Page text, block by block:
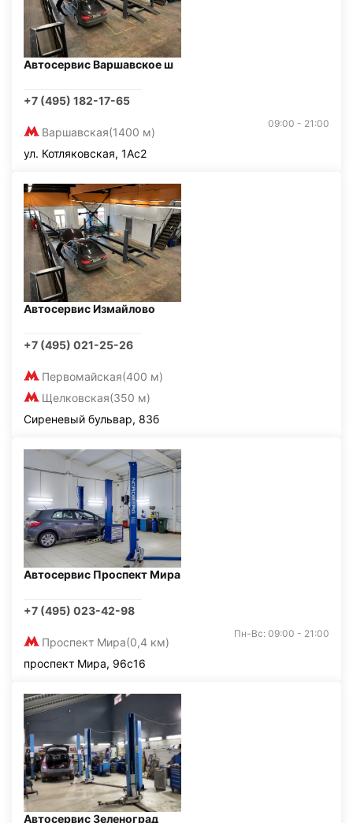
Автосервис Варшавское ш
+7 (495) 182-17-65
Варшавская(1400 м)
09:00 - 21:00
ул. Котляковская, 1Ас2
Автосервис Измайлово
+7 (495) 021-25-26
Первомайская(400 м)
Щелковская(350 м)
Сиреневый бульвар, 83б
Автосервис Проспект Мира
+7 (495) 023-42-98
Проспект Мира(0,4 км)
Пн-Вс: 09:00 - 21:00
проспект Мира, 96с16
Автосервис Зеленоград